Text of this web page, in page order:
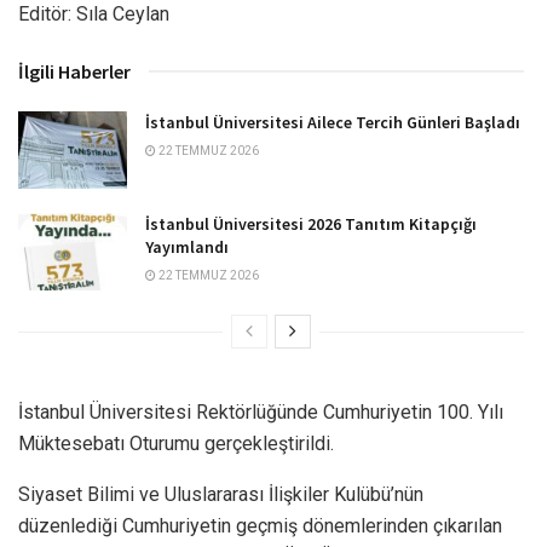
Editör: Sıla Ceylan
İlgili Haberler
İstanbul Üniversitesi Ailece Tercih Günleri Başladı
22 TEMMUZ 2026
İstanbul Üniversitesi 2026 Tanıtım Kitapçığı
Yayımlandı
22 TEMMUZ 2026
İstanbul Üniversitesi Rektörlüğünde Cumhuriyetin 100. Yılı
Müktesebatı Oturumu gerçekleştirildi.
Siyaset Bilimi ve Uluslararası İlişkiler Kulübü’nün
düzenlediği Cumhuriyetin geçmiş dönemlerinden çıkarılan